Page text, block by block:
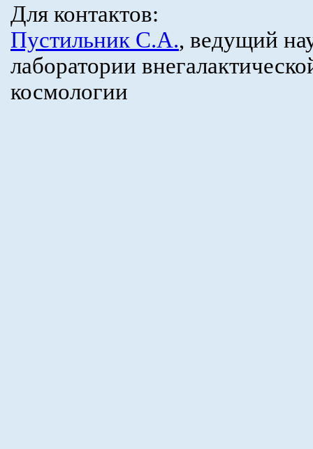
Для контактов:
Пуcтильник С.А., ведущий
лаборатории
космологии